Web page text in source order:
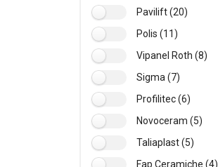
Pavilift (20)
Polis (11)
Vipanel Roth (8)
Sigma (7)
Profilitec (6)
Novoceram (5)
Taliaplast (5)
Fap Ceramiche (4)